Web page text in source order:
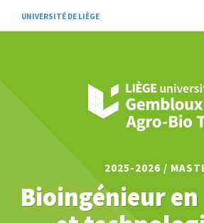
UNIVERSITÉ DE LIÈGE
2025-2026 /
Bioingénieur en